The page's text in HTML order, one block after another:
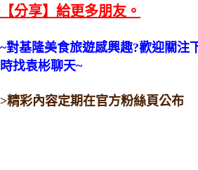
【分享】給更多朋友。
~對基隆美食旅遊感興趣?歡迎關注
時找袁彬聊天~
>精彩內容定期在官方粉絲頁公布